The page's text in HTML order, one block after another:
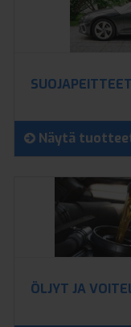
Näytä
ÖLJYT JA